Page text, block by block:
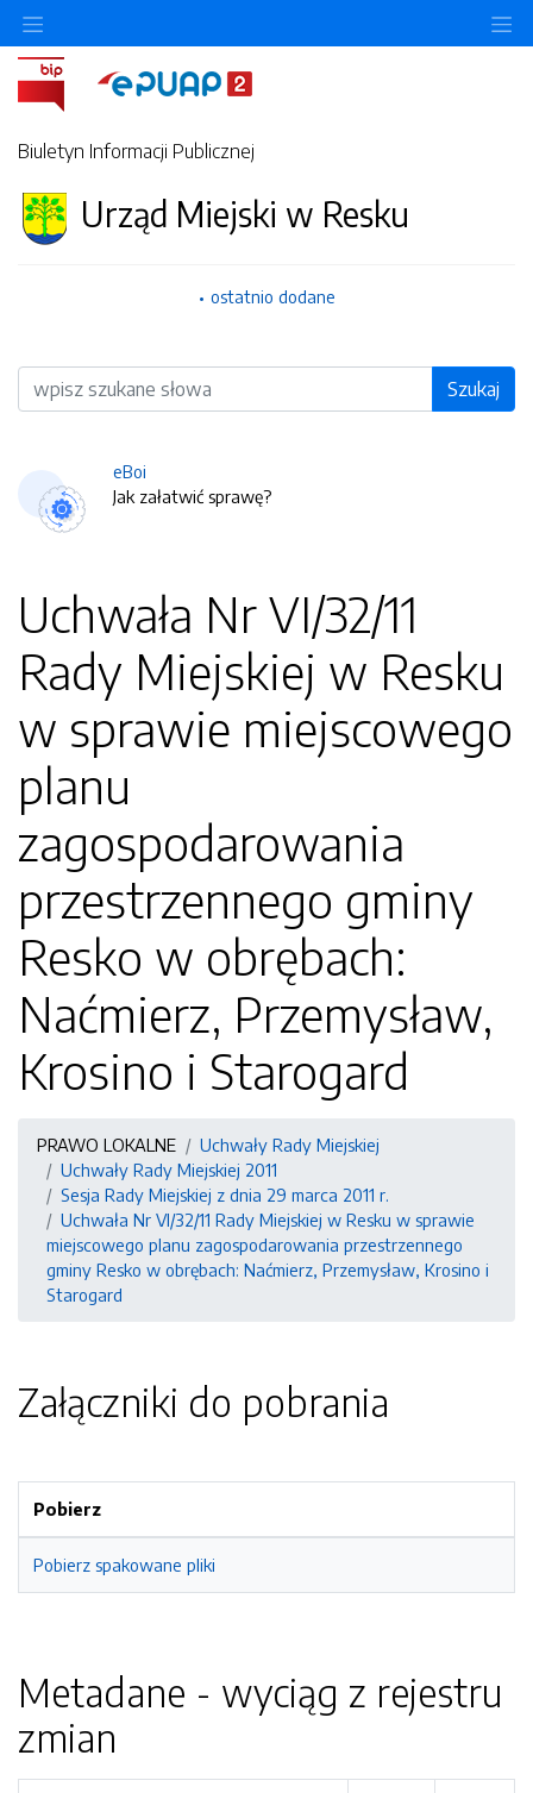
Biuletyn Informacji Publicznej
Urząd Miejski w Resku
ostatnio dodane
Wyszukiwarka Szukaj
eBoi
Jak załatwić sprawę?
Uchwała Nr VI/32/11
Rady Miejskiej w Resku
w sprawie miejscowego
planu
zagospodarowania
przestrzennego gminy
Resko w obrębach:
Naćmierz, Przemysław,
Krosino i Starogard
PRAWO LOKALNE
Uchwały Rady Miejskiej
Uchwały Rady Miejskiej 2011
Sesja Rady Miejskiej z dnia 29 marca 2011 r.
Uchwała Nr VI/32/11 Rady Miejskiej w Resku w sprawie
miejscowego planu zagospodarowania przestrzennego
gminy Resko w obrębach: Naćmierz, Przemysław, Krosino i
Starogard
Załączniki do pobrania
Pobierz
Pobierz spakowane pliki
Metadane - wyciąg z rejestru
zmian